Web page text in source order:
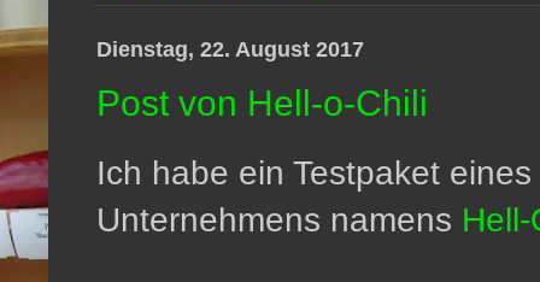
Dienstag, 22. August 2017
Post von Hell-o-Chili
Ich habe ein Testpaket
Unternehmens namens Hell-